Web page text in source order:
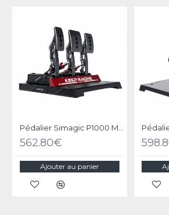
562.80€
Ajouter au panier